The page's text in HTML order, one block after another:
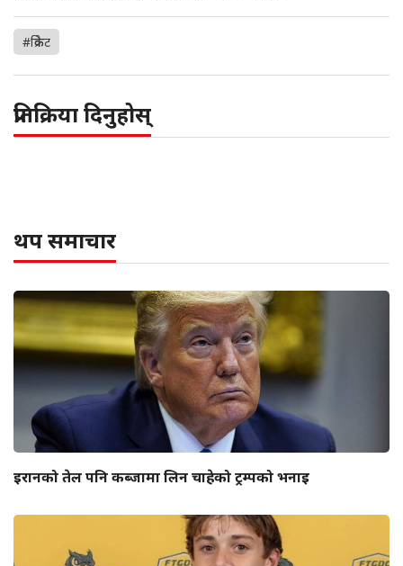
#क्रिकेट
प्रतिक्रिया दिनुहोस्
थप समाचार
इरानको तेल पनि कब्जामा लिन चाहेको ट्रम्पको भनाइ